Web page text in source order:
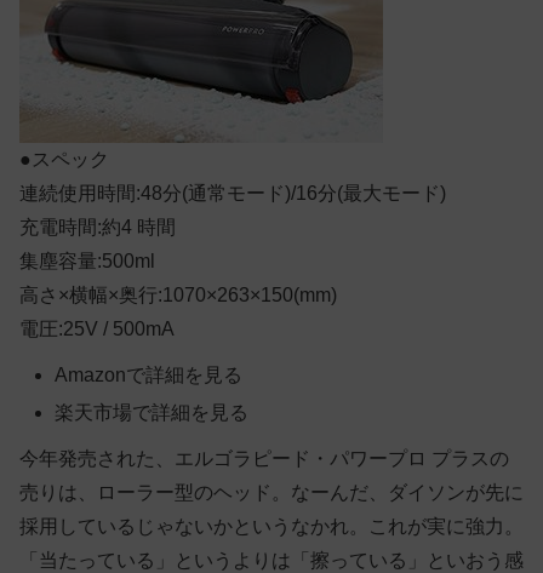
●スペック
連続使用時間:48分(通常モード)/16分(最大モード)
充電時間:約4 時間
集塵容量:500ml
高さ×横幅×奥行:1070×263×150(mm)
電圧:25V / 500mA
Amazonで詳細を見る
楽天市場で詳細を見る
今年発売された、エルゴラピード・パワープロ プラスの
売りは、ローラー型のヘッド。なーんだ、ダイソンが先に
採用しているじゃないかというなかれ。これが実に強力。
「当たっている」というよりは「擦っている」といおう感